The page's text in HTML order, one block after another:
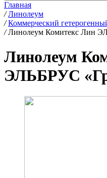
Главная
/ Линолеум
/ Коммерческий
/ Линолеум Комитекс Лин
Линолеум
ЭЛЬБРУС